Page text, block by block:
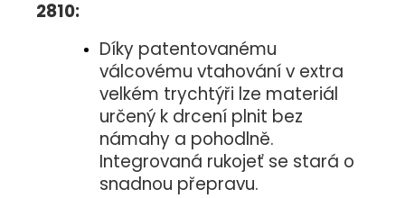
2810:
Díky patentovanému
válcovému vtahování v extra
velkém trychtýři lze materiál
určený k drcení plnit bez
námahy a pohodlně.
Integrovaná rukojeť se stará o
snadnou přepravu.